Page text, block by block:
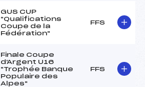
GUS CUP
"Qualifications
Coupe de la
Fédération"
FFS
Finale Coupe
d'Argent U16
"Trophée Banque
Populaire des
Alpes"
FFS